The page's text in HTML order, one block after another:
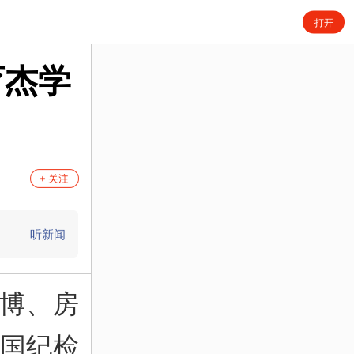
学
听新闻
、房
纪检